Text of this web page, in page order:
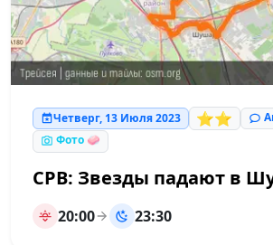
Четверг, 13 Июля 2023 ⭐⭐
Фото 🧼
СРВ: Звезды падают в
20:00 23:30